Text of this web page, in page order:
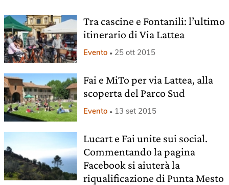
Tra cascine e Fontanili: l’ultimo
itinerario di Via Lattea
Evento 25 ott 2015
Fai e MiTo per via Lattea, alla
scoperta del Parco Sud
Evento 13 set 2015
Lucart e Fai unite sui social.
Commentando la pagina
Facebook si aiuterà la
riqualificazione di Punta Mesto